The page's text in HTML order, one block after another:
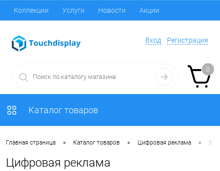
Коллекции Услуги Новости Акции
Вход Регистрация
0
Каталог товаров
Главная страница • Каталог товаров • Цифровая реклама •
Цифровая реклама